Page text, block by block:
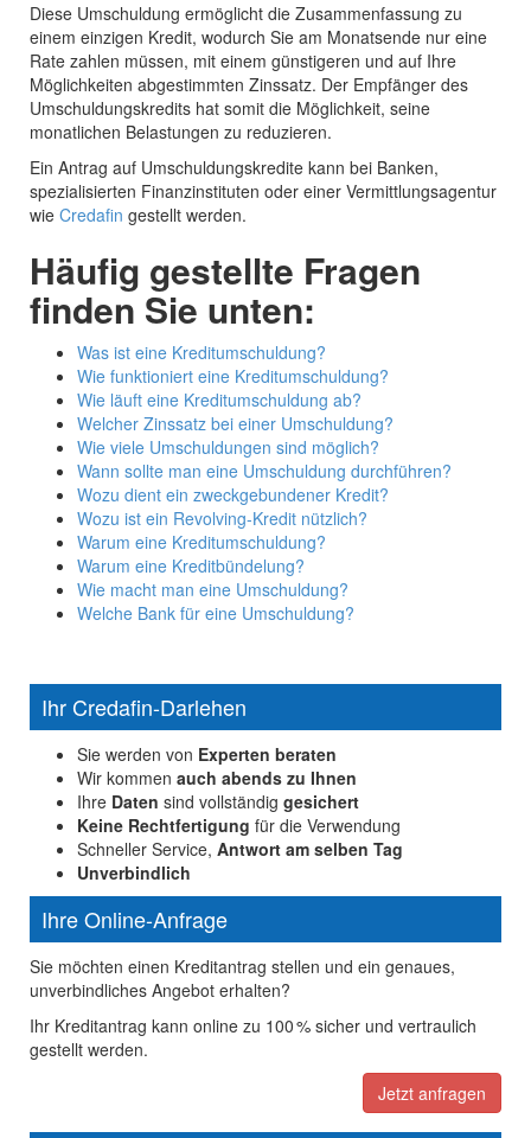
Diese Umschuldung ermöglicht die Zusammenfassung zu
einem einzigen Kredit, wodurch Sie am Monatsende nur eine
Rate zahlen müssen, mit einem günstigeren und auf Ihre
Möglichkeiten abgestimmten Zinssatz. Der Empfänger des
Umschuldungskredits hat somit die Möglichkeit, seine
monatlichen Belastungen zu reduzieren.
Ein Antrag auf Umschuldungskredite kann bei Banken,
spezialisierten Finanzinstituten oder einer Vermittlungsagentur
wie Credafin gestellt werden.
Häufig gestellte Fragen
finden Sie unten:
Was ist eine Kreditumschuldung?
Wie funktioniert eine Kreditumschuldung?
Wie läuft eine Kreditumschuldung ab?
Welcher Zinssatz bei einer Umschuldung?
Wie viele Umschuldungen sind möglich?
Wann sollte man eine Umschuldung durchführen?
Wozu dient ein zweckgebundener Kredit?
Wozu ist ein Revolving-Kredit nützlich?
Warum eine Kreditumschuldung?
Warum eine Kreditbündelung?
Wie macht man eine Umschuldung?
Welche Bank für eine Umschuldung?
Ihr Credafin-Darlehen
Sie werden von Experten beraten
Wir kommen auch abends zu Ihnen
Ihre Daten sind vollständig gesichert
Keine Rechtfertigung für die Verwendung
Schneller Service, Antwort am selben Tag
Unverbindlich
Ihre Online-Anfrage
Sie möchten einen Kreditantrag stellen und ein genaues,
unverbindliches Angebot erhalten?
Ihr Kreditantrag kann online zu 100 % sicher und vertraulich
gestellt werden.
Jetzt anfragen